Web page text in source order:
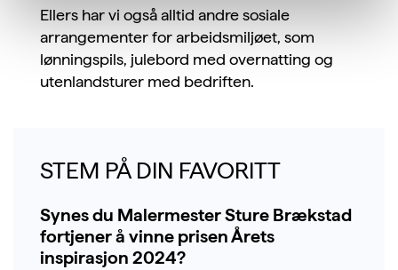
Ellers har vi også alltid andre sosiale
arrangementer for arbeidsmiljøet, som
lønningspils, julebord med overnatting og
utenlandsturer med bedriften.
STEM PÅ DIN FAVORITT
Synes du Malermester Sture Brækstad
fortjener å vinne prisen Årets
inspirasjon 2024?